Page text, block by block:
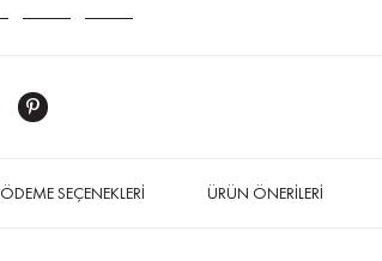
ÖDEME SEÇENEKLERI ÜRÜN ÖNERILERI